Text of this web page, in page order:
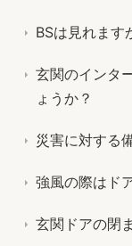
BSは見れます
玄関のインタ
ょうか？
災害に対する
強風の際はド
玄関ドアの閉